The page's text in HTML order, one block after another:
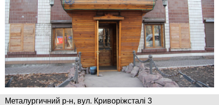
Металургичний р-н, вул. Криворіжсталі 3